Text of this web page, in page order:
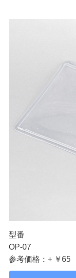
型番
OP-07
参考価格：+ ￥65